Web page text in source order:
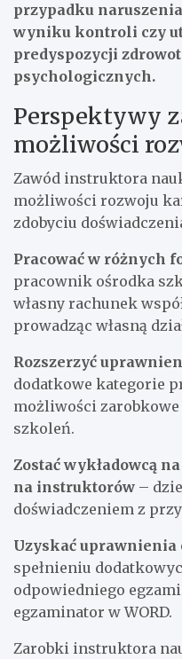
przypadku
wyniku kontroli czy
predyspozycji
psychologicznych.
Perspektywy
możliwości
Zawód instruktora
możliwości rozwoju
zdobyciu
Pracować w różnych
pracownik ośrodka
własny rachunek
prowadząc własną
Rozszerzyć
dodatkowe kategorie
możliwości
szkoleń.
Zostać wykładowcą
na instruktorów –
doświadczeniem z
Uzyskać
spełnieniu
odpowiedniego
egzaminator w WORD.
Zarobki instruktora